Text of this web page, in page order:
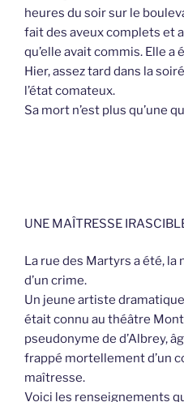
heures du soir sur le
fait des aveux complets et
qu’elle avait commis. Elle a
Hier, assez tard dans la
l’état comateux.
Sa mort n’est plus qu’une
UNE MAÎTRESSE
La rue des Martyrs a été,
d’un crime.
Un jeune artiste
était connu au théâtre
pseudonyme de d’Albrey,
frappé mortellement d’un
maîtresse.
Voici les renseignements